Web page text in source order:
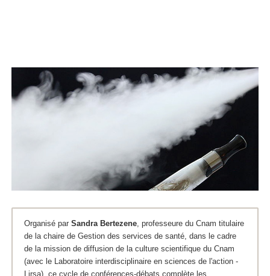
Organisé par Sandra Bertezene, professeure du Cnam titulaire
de la chaire de Gestion des services de santé, dans le cadre
de la mission de diffusion de la culture scientifique du Cnam
(avec le Laboratoire interdisciplinaire en sciences de l'action -
Lirsa), ce cycle de conférences-débats complète les